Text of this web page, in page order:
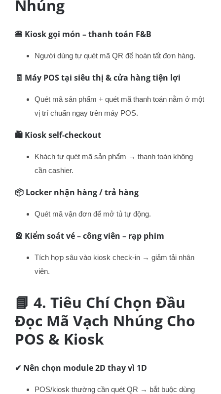
Nhúng
🍔 Kiosk gọi món – thanh toán F&B
Người dùng tự quét mã QR để hoàn tất đơn hàng.
🧾 Máy POS tại siêu thị & cửa hàng tiện lợi
Quét mã sản phẩm + quét mã thanh toán nằm ở một
vị trí chuẩn ngay trên máy POS.
🛍️ Kiosk self-checkout
Khách tự quét mã sản phẩm → thanh toán không
cần cashier.
📦 Locker nhận hàng / trả hàng
Quét mã vận đơn để mở tủ tự động.
🎡 Kiểm soát vé – công viên – rạp phim
Tích hợp sâu vào kiosk check-in → giảm tải nhân
viên.
📘 4. Tiêu Chí Chọn Đầu
Đọc Mã Vạch Nhúng Cho
POS & Kiosk
✔ Nên chọn module 2D thay vì 1D
POS/kiosk thường cần quét QR → bắt buộc dùng